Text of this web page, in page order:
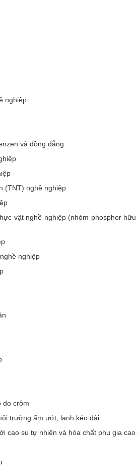
nghiệp
và đồng đẳng
(TNT) nghề nghiệp
vật nghề nghiệp (nhóm phosphor
nghiệp
do crôm
trường ẩm ướt, lạnh kéo dài
cao su tự nhiên và hóa chất phụ gia cao